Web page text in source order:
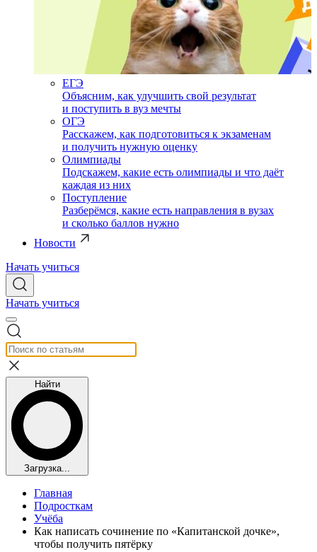
ЕГЭ
Объясним, как улучшить свой результат
и поступить в вуз мечты
ОГЭ
Расскажем, как подготовиться к экзаменам
и получить нужную оценку
Олимпиады
Подскажем, какие есть олимпиады и что даёт
каждая из них
Поступление
Разберёмся, какие есть направления в вузах
и сколько баллов нужно
Новости
Начать учиться
Начать учиться
Найти
Загрузка...
Главная
Подросткам
Учёба
Как написать сочинение по «Капитанской дочке»,
чтобы получить пятёрку